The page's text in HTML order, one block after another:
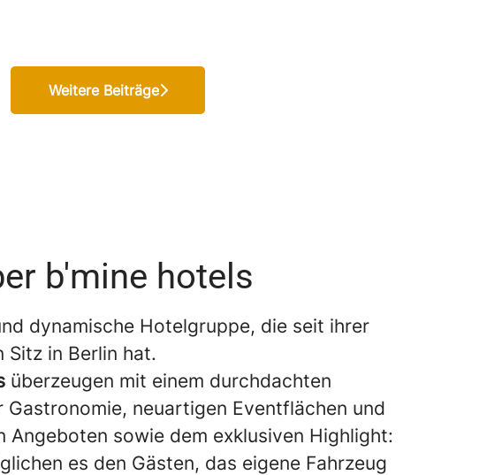
Weitere Beiträge
b'mine hotels
dynamische Hotelgruppe, die seit ihrer
Sitz in Berlin hat.
überzeugen mit einem durchdachten
Gastronomie, neuartigen Eventflächen und
Angeboten sowie dem exklusiven Highlight:
es den Gästen, das eigene Fahrzeug